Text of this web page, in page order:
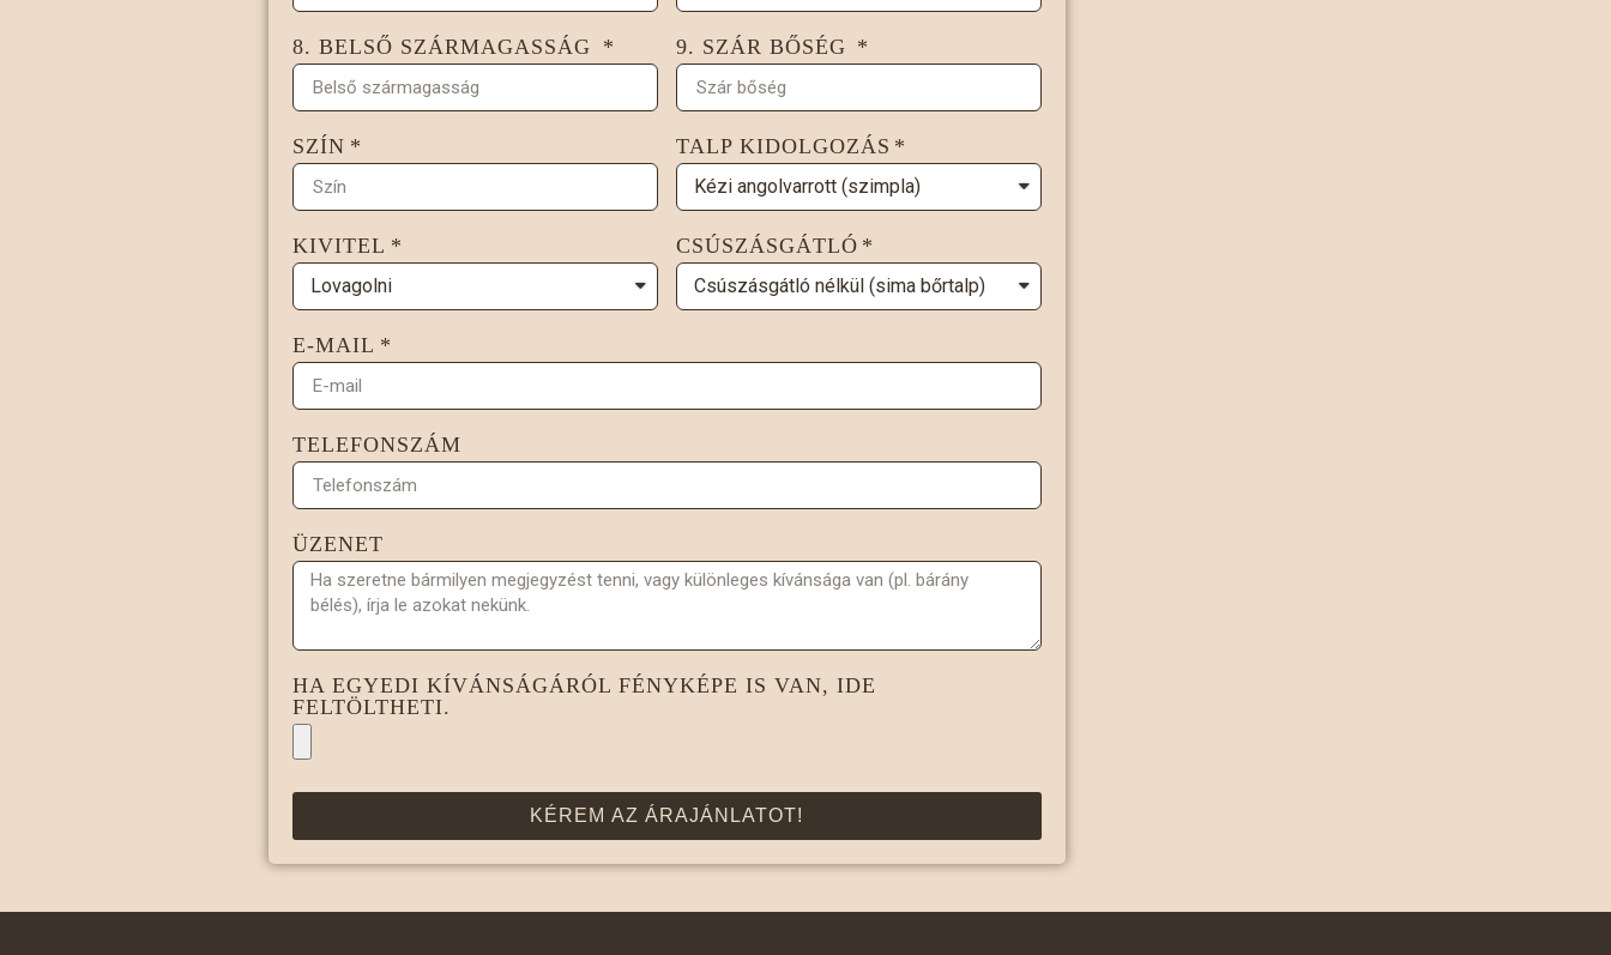
8. BELSŐ SZÁRMAGASSÁG 9. SZÁR BŐSÉG
SZÍN TALP KIDOLGOZÁS
KIVITEL CSÚSZÁSGÁTLÓ
E-MAIL
TELEFONSZÁM
ÜZENET
HA EGYEDI KÍVÁNSÁGÁRÓL FÉNYKÉPE IS VAN, IDE
FELTÖLTHETI.
KÉREM AZ ÁRAJÁNLATOT!